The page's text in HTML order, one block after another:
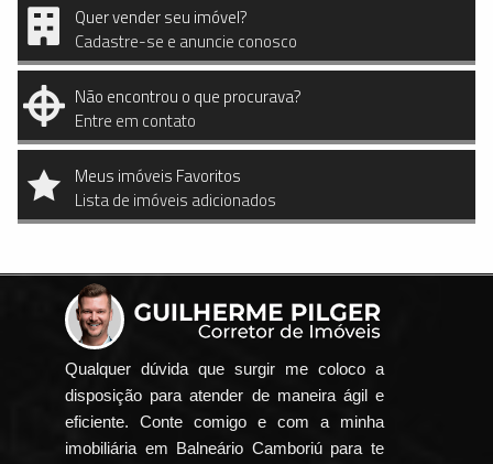
Quer vender seu imóvel?
Cadastre-se e anuncie conosco
Não encontrou o que procurava?
Entre em contato
Meus imóveis Favoritos
Lista de imóveis adicionados
Qualquer dúvida que surgir me coloco a
disposição para atender de maneira ágil e
eficiente. Conte comigo e com a minha
imobiliária em Balneário Camboriú para te